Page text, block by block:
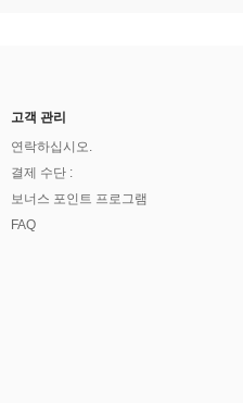
고객 관리
연락하십시오.
결제 수단 :
보너스 포인트 프로그램
FAQ